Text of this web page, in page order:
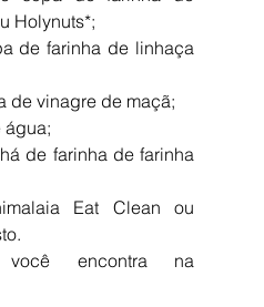
Holynuts*;
de farinha de linhaça
de vinagre de maçã;
água;
de farinha de farinha
Eat Clean ou
você encontra na